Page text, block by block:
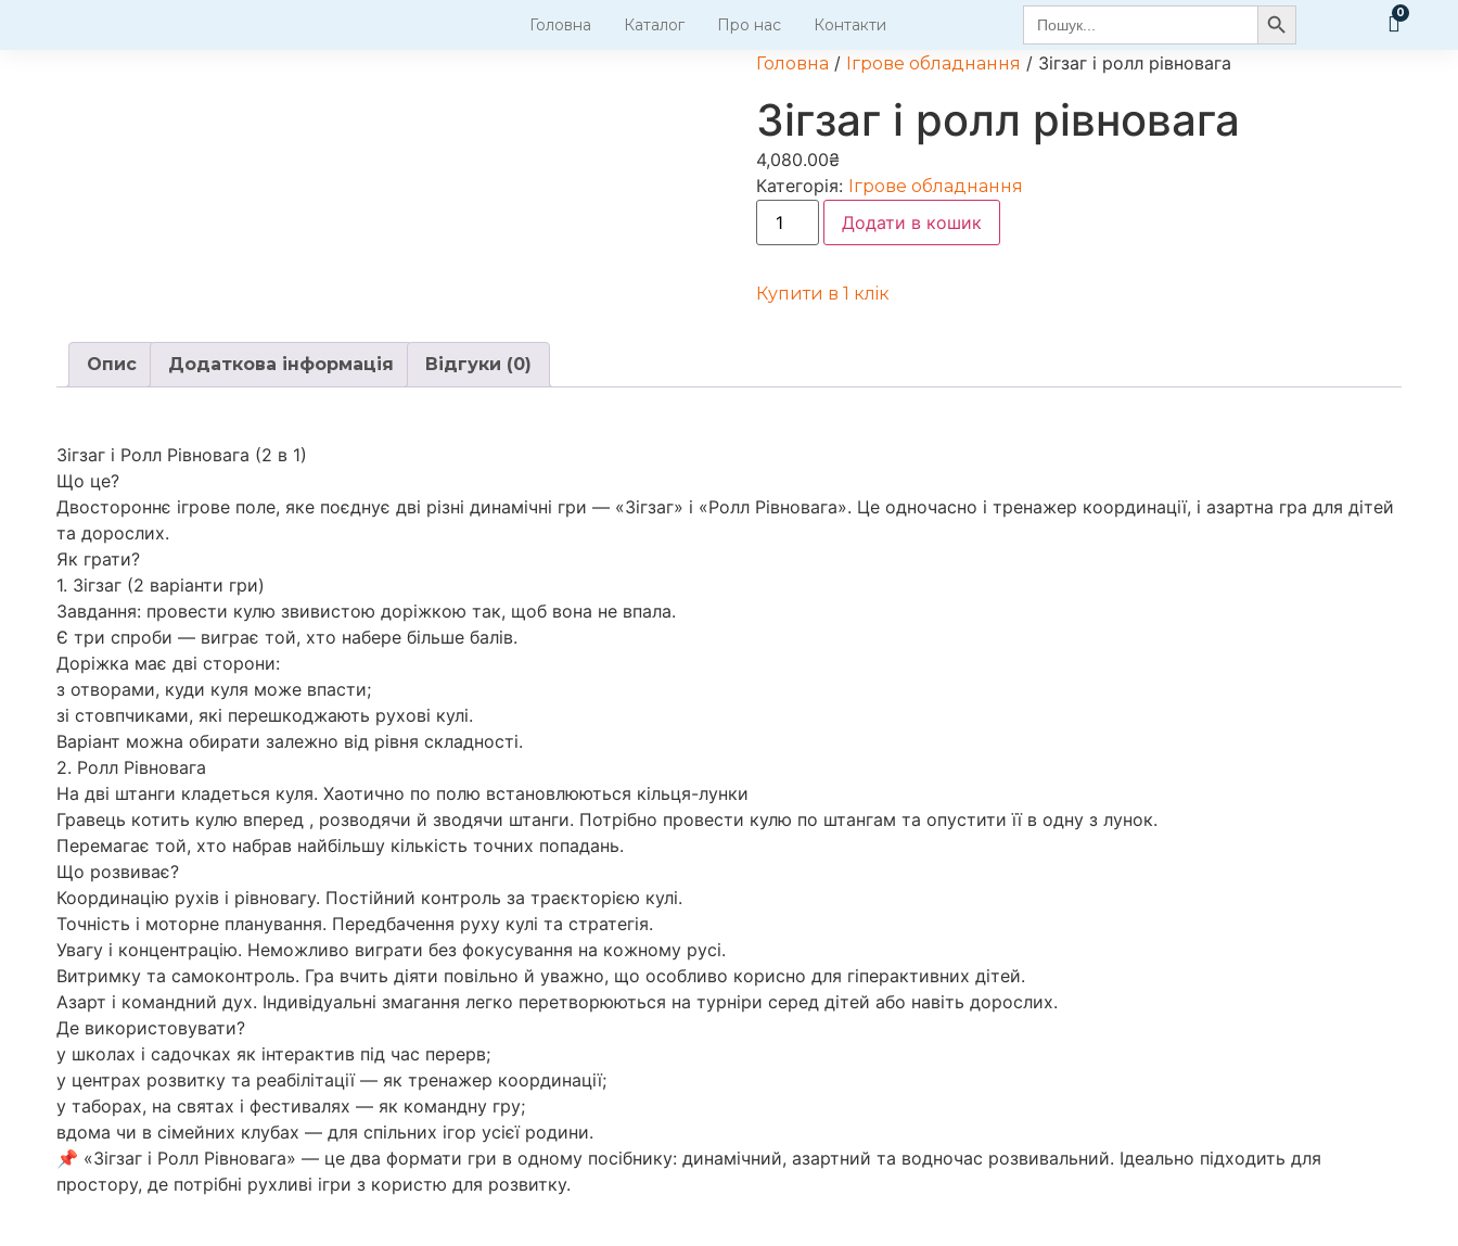
Головна Каталог Про нас Контакти
Search
for:
Search Button
Головна / Ігрове обладнання / Зігзаг і ролл рівновага
Зігзаг і ролл рівновага
4,080.00₴
Категорія: Ігрове обладнання
Додати в кошик
Купити в 1 клiк
Опис Додаткова інформація Відгуки (0)
Зігзаг і Ролл Рівновага (2 в 1)
Що це?
Двостороннє ігрове поле, яке поєднує дві різні динамічні гри — «Зігзаг» і «Ролл Рівновага». Це одночасно і тренажер координації, і азартна гра для дітей
та дорослих.
Як грати?
1. Зігзаг (2 варіанти гри)
Завдання: провести кулю звивистою доріжкою так, щоб вона не впала.
Є три спроби — виграє той, хто набере більше балів.
Доріжка має дві сторони:
з отворами, куди куля може впасти;
зі стовпчиками, які перешкоджають рухові кулі.
Варіант можна обирати залежно від рівня складності.
2. Ролл Рівновага
На дві штанги кладеться куля. Хаотично по полю встановлюються кільця-лунки
Гравець котить кулю вперед , розводячи й зводячи штанги. Потрібно провести кулю по штангам та опустити її в одну з лунок.
Перемагає той, хто набрав найбільшу кількість точних попадань.
Що розвиває?
Координацію рухів і рівновагу. Постійний контроль за траєкторією кулі.
Точність і моторне планування. Передбачення руху кулі та стратегія.
Увагу і концентрацію. Неможливо виграти без фокусування на кожному русі.
Витримку та самоконтроль. Гра вчить діяти повільно й уважно, що особливо корисно для гіперактивних дітей.
Азарт і командний дух. Індивідуальні змагання легко перетворюються на турніри серед дітей або навіть дорослих.
Де використовувати?
у школах і садочках як інтерактив під час перерв;
у центрах розвитку та реабілітації — як тренажер координації;
у таборах, на святах і фестивалях — як командну гру;
вдома чи в сімейних клубах — для спільних ігор усієї родини.
📌 «Зігзаг і Ролл Рівновага» — це два формати гри в одному посібнику: динамічний, азартний та водночас розвивальний. Ідеально підходить для
простору, де потрібні рухливі ігри з користю для розвитку.